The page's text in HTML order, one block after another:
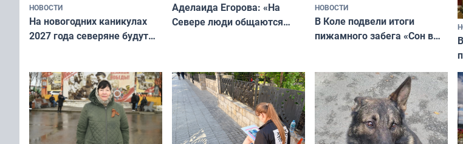
НОВОСТИ
На новогодних каникулах
2027 года северяне будут
Аделаида Егорова: «На
Севере люди общаются
НОВОСТИ
В Коле подвели итоги
пижамного забега «Сон в